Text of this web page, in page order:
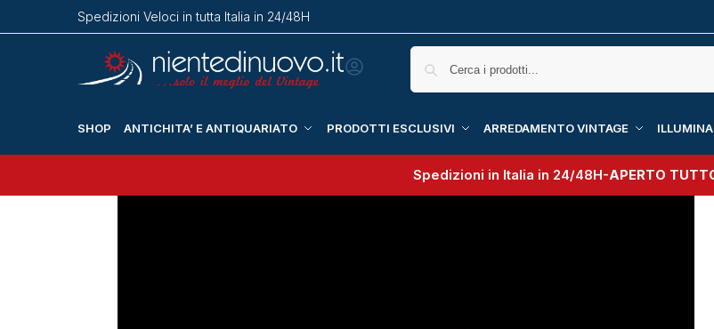
Spedizioni Veloci in tutta Italia in 24/48H
SHOP ANTICHITA’ E ANTIQUARIATO PRODOTTI ESCLUSIVI ARREDAMENTO VINTAGE
Spedizioni in Italia in 24/48H-APERTO